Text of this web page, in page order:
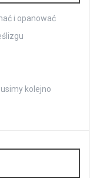
i opanować
kolejno